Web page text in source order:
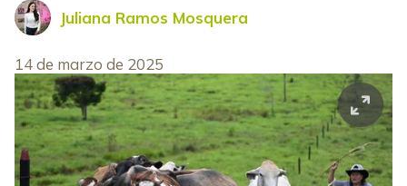
Juliana Ramos Mosquera
14 de marzo de 2025